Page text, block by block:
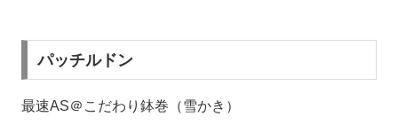
パッチルドン
最速AS＠こだわり鉢巻（雪かき）